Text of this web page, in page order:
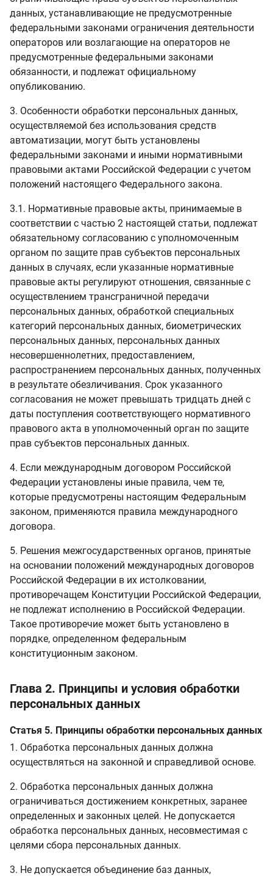
данных, устанавливающие не предусмотренные
федеральными законами ограничения деятельности
операторов или возлагающие на операторов не
предусмотренные федеральными законами
обязанности, и подлежат официальному
опубликованию.
3. Особенности обработки персональных данных,
осуществляемой без использования средств
автоматизации, могут быть установлены
федеральными законами и иными нормативными
правовыми актами Российской Федерации с учетом
положений настоящего Федерального закона.
3.1. Нормативные правовые акты, принимаемые в
соответствии с частью 2 настоящей статьи, подлежат
обязательному согласованию с уполномоченным
органом по защите прав субъектов персональных
данных в случаях, если указанные нормативные
правовые акты регулируют отношения, связанные с
осуществлением трансграничной передачи
персональных данных, обработкой специальных
категорий персональных данных, биометрических
персональных данных, персональных данных
несовершеннолетних, предоставлением,
распространением персональных данных, полученных
в результате обезличивания. Срок указанного
согласования не может превышать тридцать дней с
даты поступления соответствующего нормативного
правового акта в уполномоченный орган по защите
прав субъектов персональных данных.
4. Если международным договором Российской
Федерации установлены иные правила, чем те,
которые предусмотрены настоящим Федеральным
законом, применяются правила международного
договора.
5. Решения межгосударственных органов, принятые
на основании положений международных договоров
Российской Федерации в их истолковании,
противоречащем Конституции Российской Федерации,
не подлежат исполнению в Российской Федерации.
Такое противоречие может быть установлено в
порядке, определенном федеральным
конституционным законом.
Глава 2. Принципы и условия обработки
персональных данных
Статья 5. Принципы обработки персональных данных
1. Обработка персональных данных должна
осуществляться на законной и справедливой основе.
2. Обработка персональных данных должна
ограничиваться достижением конкретных, заранее
определенных и законных целей. Не допускается
обработка персональных данных, несовместимая с
целями сбора персональных данных.
3. Не допускается объединение баз данных,